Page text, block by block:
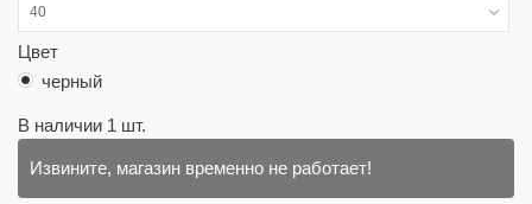
40
Цвет
черный
В наличии 1 шт.
Извините, магазин временно не работает!